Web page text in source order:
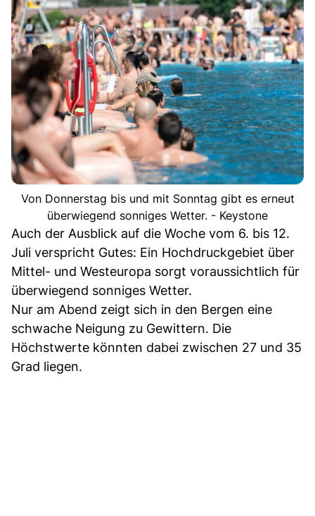
Von Donnerstag bis und mit Sonntag gibt es erneut
überwiegend sonniges Wetter. - Keystone
Auch der Ausblick auf die Woche vom 6. bis 12.
Juli verspricht Gutes: Ein Hochdruckgebiet über
Mittel- und Westeuropa sorgt voraussichtlich für
überwiegend sonniges Wetter.
Nur am Abend zeigt sich in den Bergen eine
schwache Neigung zu Gewittern. Die
Höchstwerte könnten dabei zwischen 27 und 35
Grad liegen.